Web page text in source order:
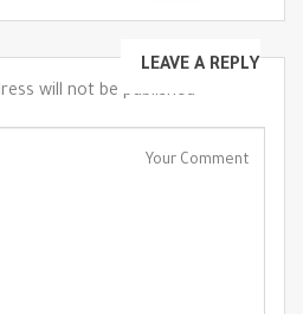
LEAVE A REPLY
will not be published.